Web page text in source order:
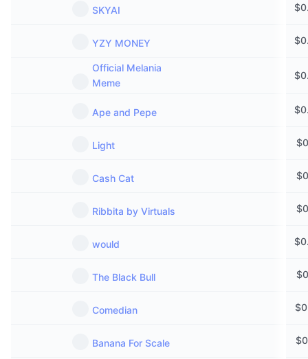
Připravované prodeje
SKYAI $
YZY MONEY $
Official Melania
Meme
$
Ape and Pepe $
Light $
Cash Cat $
Ribbita by Virtuals $
would $
The Black Bull $
Comedian $
Banana For Scale $